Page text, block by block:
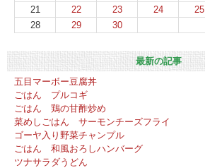
21
22 23 24 25
28
29 30
最新の記事
五目マーボー豆腐丼
ごはん プルコギ
ごはん 鶏の甘酢炒め
菜めしごはん サーモンチーズフライ
ゴーヤ入り野菜チャンプル
ごはん 和風おろしハンバーグ
ツナサラダうどん